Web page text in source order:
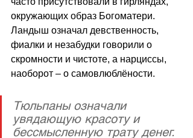
окружающих образ Богоматери.
Ландыш означал девственность,
фиалки и незабудки говорили о
скромности и чистоте, а нарциссы,
наоборот – о самовлюблёности.
Тюльпаны означали
увядающую красоту и
бессмысленную трату денег.